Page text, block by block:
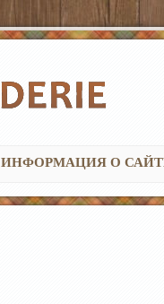
ИНФОРМАЦИЯ О